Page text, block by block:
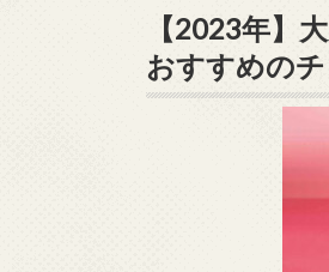
【2023年】
おすすめの